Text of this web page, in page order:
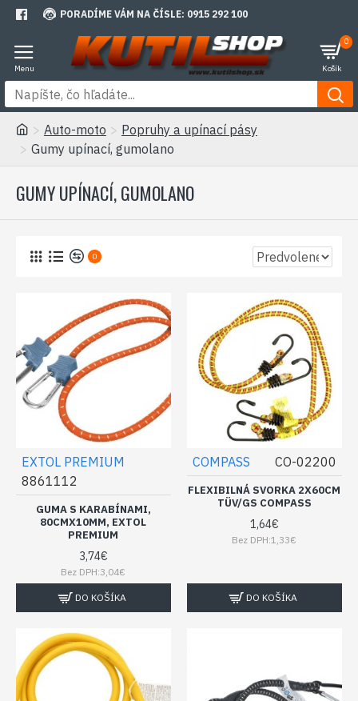
PORADÍME VÁM NA ČÍSLE: 0915 292 100
0
Auto-moto
Popruhy a upínací pásy
Gumy upínací, gumolano
GUMY UPÍNACÍ, GUMOLANO
0
EXTOL PREMIUM
8861112
GUMA S KARABÍNAMI,
80CMX10MM, EXTOL
PREMIUM
3,74€
Bez DPH:3,04€
DO KOŠÍKA
COMPASS CO-02200
FLEXIBILNÁ SVORKA 2X60CM
TÜV/GS COMPASS
1,64€
Bez DPH:1,33€
DO KOŠÍKA